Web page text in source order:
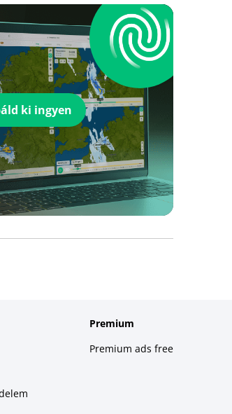
ki ingyen
Premium
Premium ads free